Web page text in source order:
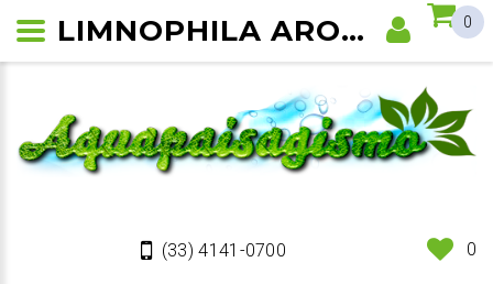
(33) 4141-0700 0
0
LIMNOPHILA AROMATICA